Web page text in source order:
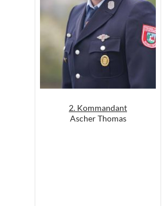
2. Kommandant
Ascher Thomas